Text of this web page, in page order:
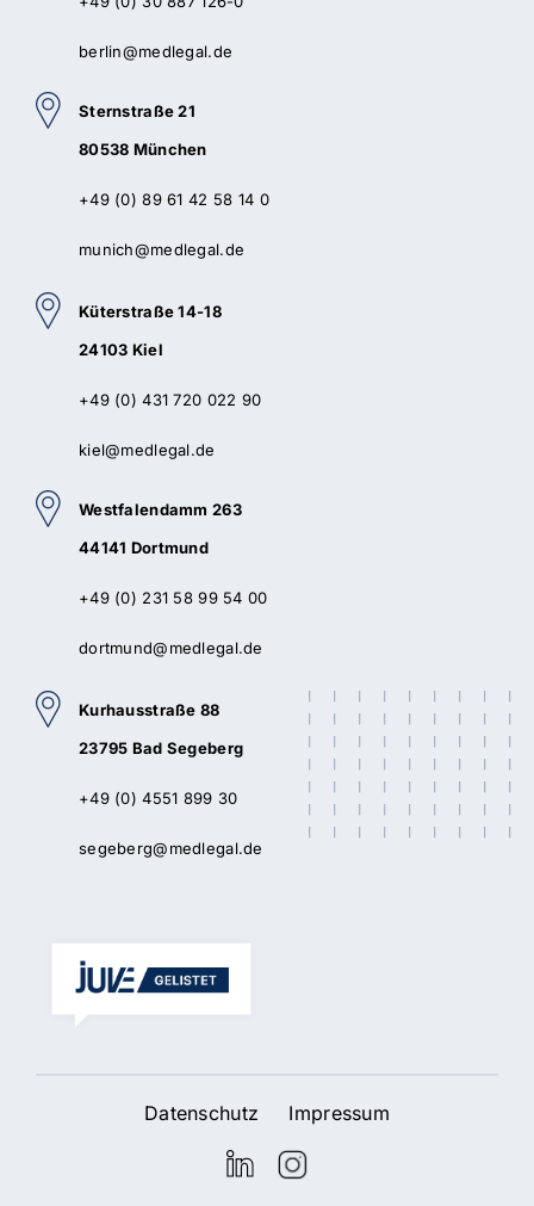
berlin@medlegal.de
Sternstraße 21
80538 München
+49 (0) 89 61 42 58 14 0
munich@medlegal.de
Küterstraße 14-18
24103 Kiel
+49 (0) 431 720 022 90
kiel@medlegal.de
Westfalendamm 263
44141 Dortmund
+49 (0) 231 58 99 54 00
dortmund@medlegal.de
Kurhausstraße 88
23795 Bad Segeberg
+49 (0) 4551 899 30
segeberg@medlegal.de
Datenschutz Impressum
LinkedIn